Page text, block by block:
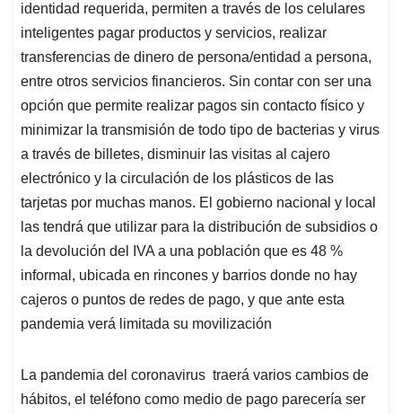
identidad requerida, permiten a través de los celulares
inteligentes pagar productos y servicios, realizar
transferencias de dinero de persona/entidad a persona,
entre otros servicios financieros. Sin contar con ser una
opción que permite realizar pagos sin contacto físico y
minimizar la transmisión de todo tipo de bacterias y virus
a través de billetes, disminuir las visitas al cajero
electrónico y la circulación de los plásticos de las
tarjetas por muchas manos. El gobierno nacional y local
las tendrá que utilizar para la distribución de subsidios o
la devolución del IVA a una población que es 48 %
informal, ubicada en rincones y barrios donde no hay
cajeros o puntos de redes de pago, y que ante esta
pandemia verá limitada su movilización
La pandemia del coronavirus traerá varios cambios de
hábitos, el teléfono como medio de pago parecería ser